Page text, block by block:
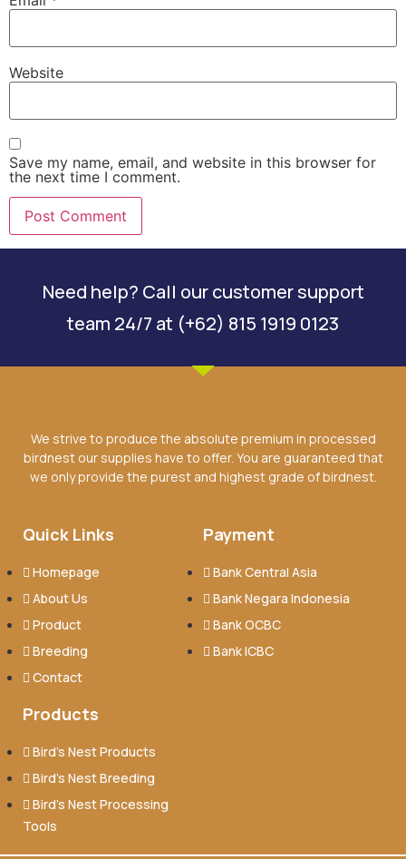
Website
Save my name, email, and website in this browser for
the next time I comment.
Need help? Call our customer support
team 24/7 at (+62) 815 1919 0123
We strive to produce the absolute premium in processed
birdnest our supplies have to offer. You are guaranteed that
we only provide the purest and highest grade of birdnest.
Quick Links
Homepage
About Us
Product
Breeding
Contact
Payment
Bank Central Asia
Bank Negara Indonesia
Bank OCBC
Bank ICBC
Products
Bird’s Nest Products
Bird’s Nest Breeding
Bird’s Nest Processing
Tools